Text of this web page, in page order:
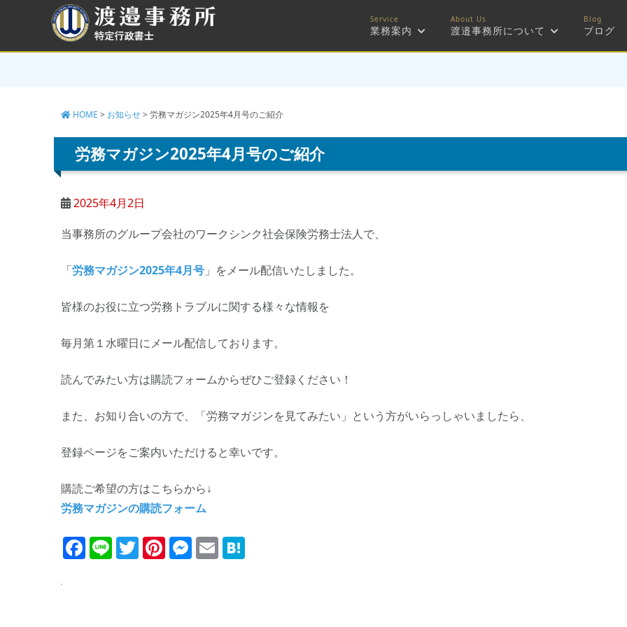
ン
業務案内 渡邉事務所について ブログ
HOME > お知らせ> 労務マガジン2025年4月号のご紹介
労務マガジン2025年4月号のご紹介
2025年4月2日
当事務所のグループ会社のワークシンク社会保険労務士法人で、
「労務マガジン2025年4月号 」をメール配信いたしました。
皆様のお役に立つ労務トラブルに関する様々な情報を
毎月第１水曜日にメール配信しております。
読んでみたい方は購読フォームからぜひご登録ください！
また、お知り合いの方で、「労務マガジンを見てみたい」という方がいらっしゃいましたら、
登録ページをご案内いただけると幸いです。
購読ご希望の方はこちらから↓
労務マガジンの購読フォーム
Facebook
LineTwitter
Pinterest
Messenger
Email